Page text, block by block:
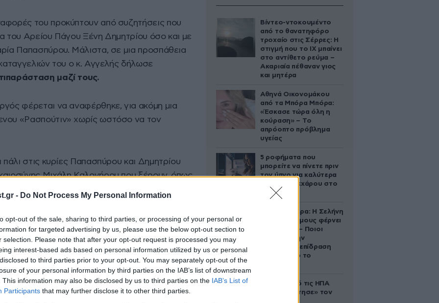
- Do Not Process My Personal Information
opt-out of the sale, sharing to third parties, or processing of your personal or
for targeted advertising by us, please use the below opt-out section to
selection. Please note that after your opt-out request is processed you may
interest-based ads based on personal information utilized by us or personal
to third parties prior to your opt-out. You may separately opt-out of the
of your personal information by third parties on the IAB’s list of downstream
This information may also be disclosed by us to third parties on the IAB’s List of
Participants that may further disclose it to other third parties.
του προκύπτουν από συζητήσεις που
του Αρείου Πάγου Ξένη Δημητρίου όσο και με
Παπασπύρου. Μάλιστα, σε μια προσπάθεια
του ο κ. Αγγελής δήλωσε
μαζί τους.
φέρεται να αναφέρθηκε, για ακόμη μια
«Ρασπούτιν» χωρίς ωστόσο να τον
στις κυρίες Παπασπύρου και Δημητρίου
Μιχάλη Καλογήρου που ξέρουν, όπως
του το είχαν αποκαλύψει.
Βίντεο-ντοκουμέντο
από το θανατηφόρο
τροχαίο στις Σέρρες: Η
στιγμή που το ΙΧ μπαίνει
στο αντίθετο ρεύμα –
Ακαριαία πέθαναν γιος
και μητέρα
Αθηνά Οικονομάκου
από τα Μπόρα Μπόρα:
«Έσκασε τώρα όλη η
κούραση» – Το
απρόοπτο πρόβλημα
υγείας
5 ροφήματα που
μπορείτε να πίνετε πριν
τον ύπνο για καλύτερα
επίπεδα σακχάρου στο
αίμα
Ζώδια σήμερα: Η Σελήνη
στους Διδύμους φέρνει
ανατροπές – Ποιοι
δέχονται την
ευεργετική επίδραση
του Δία από το
Ζευγάρι από τις ΗΠΑ
που «υιοθέτησε» τον